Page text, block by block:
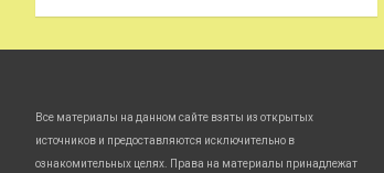
Все материалы на данном сайте взяты из открытых
источников и предоставляются исключительно в
ознакомительных целях. Права на материалы принадлежат